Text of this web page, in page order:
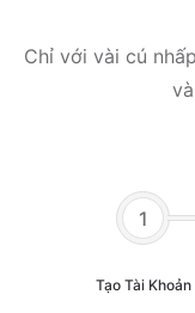
Chỉ với vài cú
1
Tạo Tài Khoản